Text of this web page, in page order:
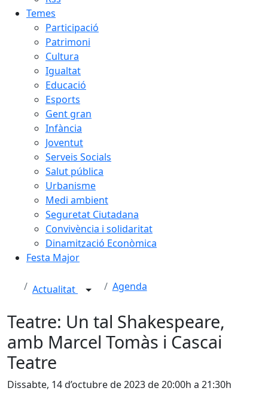
Temes
Participació
Patrimoni
Cultura
Igualtat
Educació
Esports
Gent gran
Infància
Joventut
Serveis Socials
Salut pública
Urbanisme
Medi ambient
Seguretat Ciutadana
Convivència i solidaritat
Dinamització Econòmica
Festa Major
Actualitat Agenda
Teatre: Un tal Shakespeare,
amb Marcel Tomàs i Cascai
Teatre
Dissabte, 14 d’octubre de 2023 de 20:00h a 21:30h